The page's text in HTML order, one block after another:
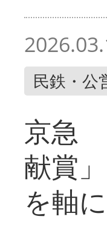
民鉄・公
京急
献賞
を軸